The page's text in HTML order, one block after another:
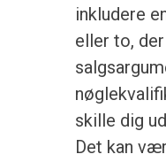
inkludere
eller to,
skille dig
Det kan